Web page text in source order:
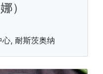
）
, 耐斯茨奥纳